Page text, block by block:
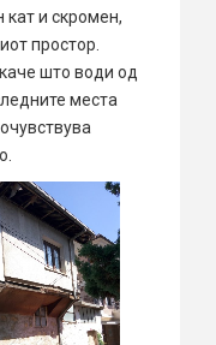
кат и скромен,
простор.
што води од
места